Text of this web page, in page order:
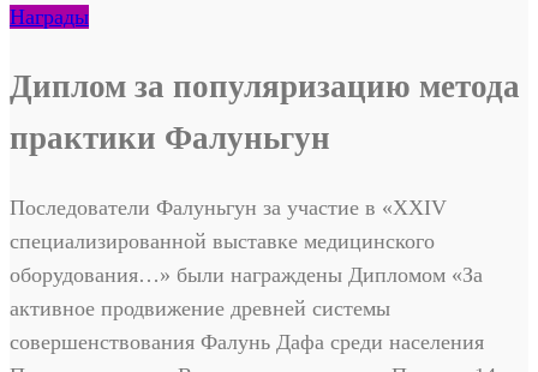
Награды
Диплом за популяризацию метода
практики Фалуньгун
Последователи Фалуньгун за участие в «XXIV
специализированной выставке медицинского
оборудования…» были награждены Дипломом «За
активное продвижение древней системы
совершенствования Фалунь Дафа среди населения